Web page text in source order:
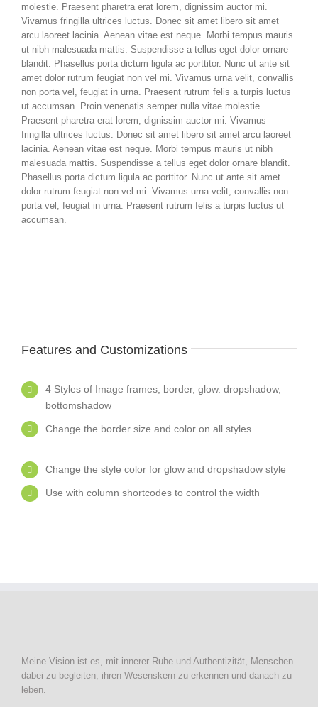
molestie. Praesent pharetra erat lorem, dignissim auctor mi.
Vivamus fringilla ultrices luctus. Donec sit amet libero sit amet
arcu laoreet lacinia. Aenean vitae est neque. Morbi tempus mauris
ut nibh malesuada mattis. Suspendisse a tellus eget dolor ornare
blandit. Phasellus porta dictum ligula ac porttitor. Nunc ut ante sit
amet dolor rutrum feugiat non vel mi. Vivamus urna velit, convallis
non porta vel, feugiat in urna. Praesent rutrum felis a turpis luctus
ut accumsan. Proin venenatis semper nulla vitae molestie.
Praesent pharetra erat lorem, dignissim auctor mi. Vivamus
fringilla ultrices luctus. Donec sit amet libero sit amet arcu laoreet
lacinia. Aenean vitae est neque. Morbi tempus mauris ut nibh
malesuada mattis. Suspendisse a tellus eget dolor ornare blandit.
Phasellus porta dictum ligula ac porttitor. Nunc ut ante sit amet
dolor rutrum feugiat non vel mi. Vivamus urna velit, convallis non
porta vel, feugiat in urna. Praesent rutrum felis a turpis luctus ut
accumsan.
Features and Customizations
4 Styles of Image frames, border, glow. dropshadow,
bottomshadow
Change the border size and color on all styles
Change the style color for glow and dropshadow style
Use with column shortcodes to control the width
Meine Vision ist es, mit innerer Ruhe und Authentizität, Menschen
dabei zu begleiten, ihren Wesenskern zu erkennen und danach zu
leben.